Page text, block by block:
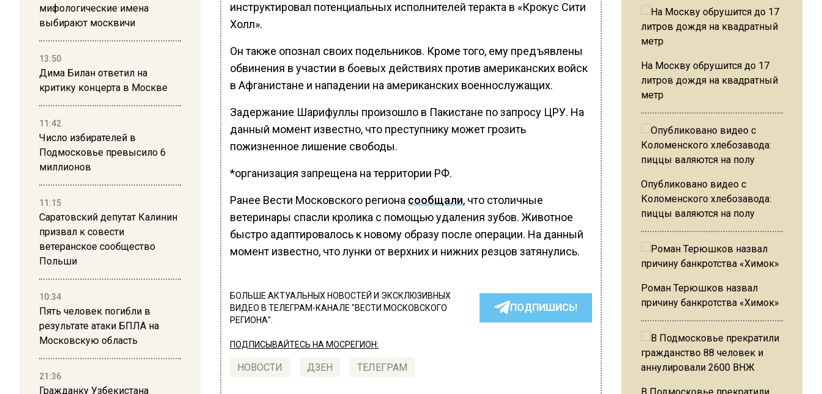
мифологические имена
выбирают москвичи
13:50
Дима Билан ответил на
критику концерта в Москве
11:42
Число избирателей в
Подмосковье превысило 6
миллионов
11:15
Саратовский депутат Калинин
призвал к совести
ветеранское сообщество
Польши
10:34
Пять человек погибли в
результате атаки БПЛА на
Московскую область
21:36
Гражданку Узбекистана
инструктировал потенциальных исполнителей теракта в «Крокус Сити
Холл».
Он также опознал своих подельников. Кроме того, ему предъявлены
обвинения в участии в боевых действиях против американских войск
в Афганистане и нападении на американских военнослужащих.
Задержание Шарифуллы произошло в Пакистане по запросу ЦРУ. На
данный момент известно, что преступнику может грозить
пожизненное лишение свободы.
*организация запрещена на территории РФ.
Ранее Вести Московского региона сообщали, что столичные
ветеринары спасли кролика с помощью удаления зубов. Животное
быстро адаптировалось к новому образу после операции. На данный
момент известно, что лунки от верхних и нижних резцов затянулись.
БОЛЬШЕ АКТУАЛЬНЫХ НОВОСТЕЙ И ЭКСКЛЮЗИВНЫХ
ВИДЕО В ТЕЛЕГРАМ-КАНАЛЕ "ВЕСТИ МОСКОВСКОГО
РЕГИОНА".
ПОДПИШИСЬ!
ПОДПИСЫВАЙТЕСЬ НА МОСРЕГИОН:
НОВОСТИ ДЗЕН ТЕЛЕГРАМ
На Москву обрушится до 17
литров дождя на квадратный
метр
Опубликовано видео с
Коломенского хлебозавода:
пиццы валяются на полу
Роман Терюшков назвал
причину банкротства «Химок»